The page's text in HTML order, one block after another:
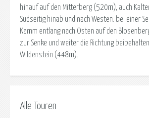
hinauf auf den Mitterberg (520m), auch
Südseitig hinab und nach Westen. bei einer
Kamm entlang nach Osten auf den
zur Senke und weiter die Richtung
Wildenstein (448m).
Alle Touren